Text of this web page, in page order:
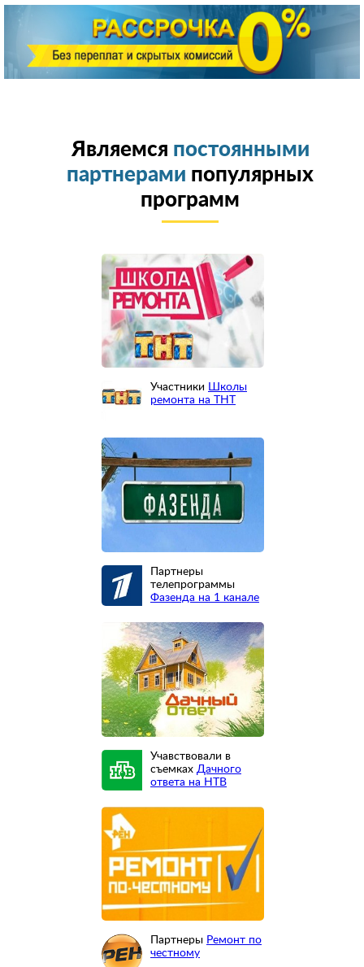
Являемся постоянными
партнерами популярных
программ
Участники Школы
ремонта на ТНТ
Партнеры
телепрограммы
Фазенда на 1 канале
Учавствовали в
съемках Дачного
ответа на НТВ
Партнеры Ремонт по
честному